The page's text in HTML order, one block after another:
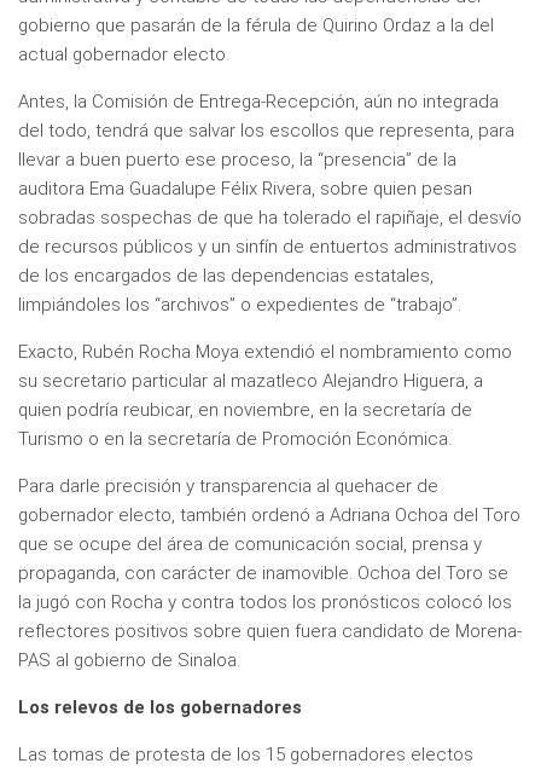
gobierno que pasarán de la férula de Quirino Ordaz a la del
actual gobernador electo.
Antes, la Comisión de Entrega-Recepción, aún no integrada
del todo, tendrá que salvar los escollos que representa, para
llevar a buen puerto ese proceso, la “presencia” de la
auditora Ema Guadalupe Félix Rivera, sobre quien pesan
sobradas sospechas de que ha tolerado el rapiñaje, el desvío
de recursos públicos y un sinfín de entuertos administrativos
de los encargados de las dependencias estatales,
limpiándoles los “archivos” o expedientes de “trabajo”.
Exacto, Rubén Rocha Moya extendió el nombramiento como
su secretario particular al mazatleco Alejandro Higuera, a
quien podría reubicar, en noviembre, en la secretaría de
Turismo o en la secretaría de Promoción Económica.
Para darle precisión y transparencia al quehacer de
gobernador electo, también ordenó a Adriana Ochoa del Toro
que se ocupe del área de comunicación social, prensa y
propaganda, con carácter de inamovible. Ochoa del Toro se
la jugó con Rocha y contra todos los pronósticos colocó los
reflectores positivos sobre quien fuera candidato de Morena-
PAS al gobierno de Sinaloa.
Los relevos de los gobernadores
Las tomas de protesta de los 15 gobernadores electos